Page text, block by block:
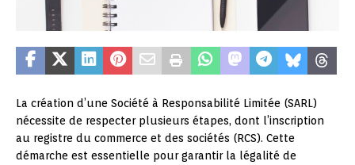
La création d’une Société à Responsabilité Limitée (SARL)
nécessite de respecter plusieurs étapes, dont l’inscription
au registre du commerce et des sociétés (RCS). Cette
démarche est essentielle pour garantir la légalité de